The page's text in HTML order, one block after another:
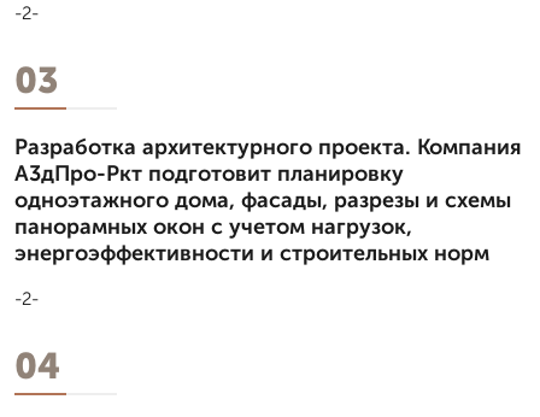
-2-
03
Разработка архитектурного проекта. Компания
А3дПро-Ркт подготовит планировку
одноэтажного дома, фасады, разрезы и схемы
панорамных окон с учетом нагрузок,
энергоэффективности и строительных норм
-2-
04